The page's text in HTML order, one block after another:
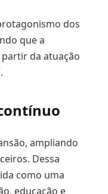
dos
que a
da atuação
ampliando
Dessa
como uma
educação e